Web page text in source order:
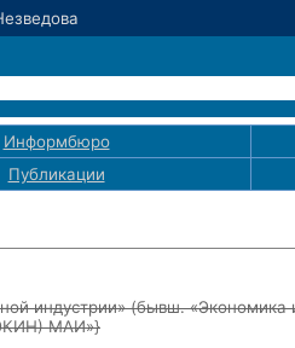
Информбюро
Публикации
индустрии» (бывш. «Экономика
МАИ»}